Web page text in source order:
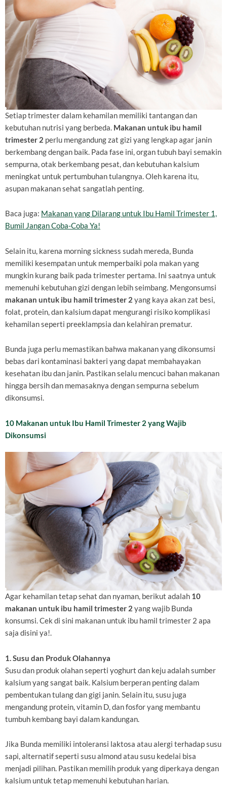
Setiap trimester dalam kehamilan memiliki tantangan dan
kebutuhan nutrisi yang berbeda. Makanan untuk ibu hamil
trimester 2 perlu mengandung zat gizi yang lengkap agar janin
berkembang dengan baik. Pada fase ini, organ tubuh bayi semakin
sempurna, otak berkembang pesat, dan kebutuhan kalsium
meningkat untuk pertumbuhan tulangnya. Oleh karena itu,
asupan makanan sehat sangatlah penting.
Baca juga: Makanan yang Dilarang untuk Ibu Hamil Trimester 1,
Bumil Jangan Coba-Coba Ya!
Selain itu, karena morning sickness sudah mereda, Bunda
memiliki kesempatan untuk memperbaiki pola makan yang
mungkin kurang baik pada trimester pertama. Ini saatnya untuk
memenuhi kebutuhan gizi dengan lebih seimbang. Mengonsumsi
makanan untuk ibu hamil trimester 2 yang kaya akan zat besi,
folat, protein, dan kalsium dapat mengurangi risiko komplikasi
kehamilan seperti preeklampsia dan kelahiran prematur.
Bunda juga perlu memastikan bahwa makanan yang dikonsumsi
bebas dari kontaminasi bakteri yang dapat membahayakan
kesehatan ibu dan janin. Pastikan selalu mencuci bahan makanan
hingga bersih dan memasaknya dengan sempurna sebelum
dikonsumsi.
10 Makanan untuk Ibu Hamil Trimester 2 yang Wajib
Dikonsumsi
Agar kehamilan tetap sehat dan nyaman, berikut adalah 10
makanan untuk ibu hamil trimester 2 yang wajib Bunda
konsumsi. Cek di sini makanan untuk ibu hamil trimester 2 apa
saja disini ya!.
1. Susu dan Produk Olahannya
Susu dan produk olahan seperti yoghurt dan keju adalah sumber
kalsium yang sangat baik. Kalsium berperan penting dalam
pembentukan tulang dan gigi janin. Selain itu, susu juga
mengandung protein, vitamin D, dan fosfor yang membantu
tumbuh kembang bayi dalam kandungan.
Jika Bunda memiliki intoleransi laktosa atau alergi terhadap susu
sapi, alternatif seperti susu almond atau susu kedelai bisa
menjadi pilihan. Pastikan memilih produk yang diperkaya dengan
kalsium untuk tetap memenuhi kebutuhan harian.